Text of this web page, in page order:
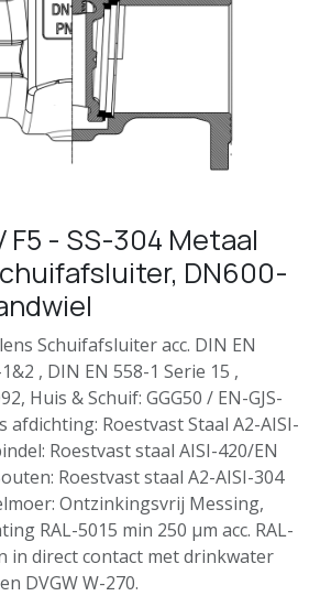
F5 - SS-304 Metaal
DN600-
Schuifafsluiter acc. DIN EN
, DIN EN 558-1 Serie 15 ,
Huis & Schuif: GGG50 / EN-GJS-
afdichting: Roestvast Staal A2-AISI-
Roestvast staal AISI-420/EN
Roestvast staal A2-AISI-304
Ontzinkingsvrij Messing,
RAL-5015 min 250 µm acc. RAL-
in direct contact met drinkwater
DVGW W-270.